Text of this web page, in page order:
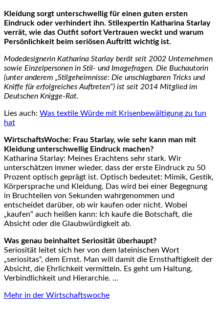
Kleidung sorgt unterschwellig für einen guten ersten
Eindruck oder verhindert ihn. Stilexpertin Katharina Starlay
verrät, wie das Outfit sofort Vertrauen weckt und warum
Persönlichkeit beim seriösen Auftritt wichtig ist.
Modedesignerin Katharina Starlay berät seit 2002 Unternehmen
sowie Einzelpersonen in Stil- und Imagefragen. Die Buchautorin
(unter anderem „Stilgeheimnisse: Die unschlagbaren Tricks und
Kniffe für erfolgreiches Auftreten“) ist seit 2014 Mitglied im
Deutschen Knigge-Rat.
Lies auch: Was textile Würde mit Krisenbewältigung zu tun
hat
WirtschaftsWoche: Frau Starlay, wie sehr kann man mit
Kleidung unterschwellig Eindruck machen?
Katharina Starlay: Meines Erachtens sehr stark. Wir
unterschätzen immer wieder, dass der erste Eindruck zu 50
Prozent optisch geprägt ist. Optisch bedeutet: Mimik, Gestik,
Körpersprache und Kleidung. Das wird bei einer Begegnung
in Bruchteilen von Sekunden wahrgenommen und
entscheidet darüber, ob wir kaufen oder nicht. Wobei
„kaufen“ auch heißen kann: Ich kaufe die Botschaft, die
Absicht oder die Glaubwürdigkeit ab.
Was genau beinhaltet Seriosität überhaupt?
Seriosität leitet sich her von dem lateinischen Wort
„seriositas“, dem Ernst. Man will damit die Ernsthaftigkeit der
Absicht, die Ehrlichkeit vermitteln. Es geht um Haltung,
Verbindlichkeit und Hierarchie. …
Mehr in der Wirtschaftswoche